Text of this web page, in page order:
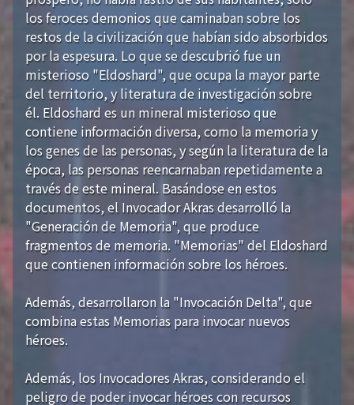
los feroces demonios que caminaban sobre los
restos de la civilización que habían sido absorbidos
por la espesura. Lo que se descubrió fue un
misterioso "Eldoshard", que ocupa la mayor parte
del territorio, y literatura de investigación sobre
él. Eldoshard es un mineral misterioso que
contiene información diversa, como la memoria y
los genes de las personas, y según la literatura de la
época, las personas reencarnaban repetidamente a
través de este mineral. Basándose en estos
documentos, el Invocador Akras desarrolló la
"Generación de Memoria", que produce
fragmentos de memoria. "Memorias" del Eldoshard
que contienen información sobre los héroes.
Además, desarrollaron la "Invocación Delta", que
combina estas Memorias para invocar nuevos
héroes.
Además, los Invocadores Akras, considerando el
peligro de poder invocar héroes con recursos